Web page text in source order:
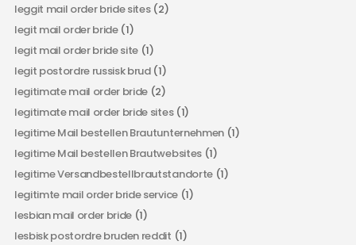
leggit mail order bride sites(2)
legit mail order bride(1)
legit mail order bride site (1)
legit postordre russisk brud(1)
legitimate mail order bride (2)
legitimate mail order bride sites(1)
legitime Mail bestellen Brautunternehmen(1)
legitime Mail bestellen Brautwebsites(1)
legitime Versandbestellbrautstandorte(1)
legitimte mail order bride service(1)
lesbian mail order bride (1)
lesbisk postordre bruden reddit (1)